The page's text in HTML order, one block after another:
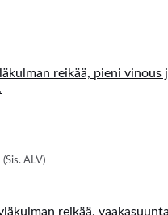
(Sis. ALV)